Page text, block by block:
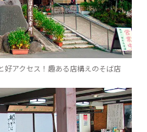
好アクセス！趣ある店構えのそば店